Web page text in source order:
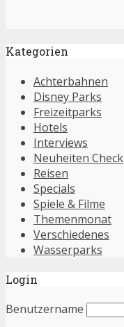
Kategorien
Achterbahnen
Disney Parks
Freizeitparks
Hotels
Interviews
Neuheiten Check
Reisen
Specials
Spiele & Filme
Themenmonat
Verschiedenes
Wasserparks
Login
Benutzername